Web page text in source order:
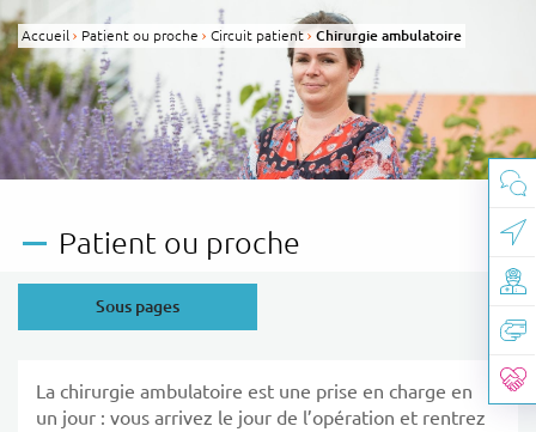
Accueil Patient ou proche Circuit patient Page active :
Chirurgie ambulatoire
Patient ou proche
Sous pages
La chirurgie ambulatoire est une prise en charge en
un jour : vous arrivez le jour de l’opération et rentrez